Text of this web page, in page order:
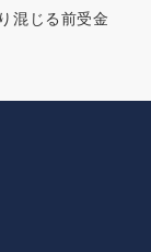
混じる前受金